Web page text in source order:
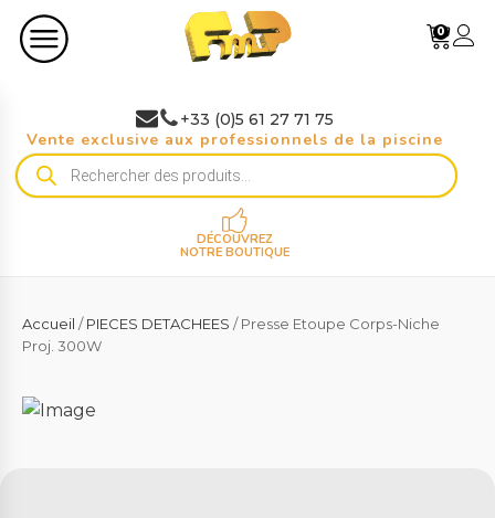
0
+33 (0)5 61 27 71 75
Vente exclusive aux professionnels de la piscine
Recherche
de
DÉCOUVREZ
NOTRE BOUTIQUE
Accueil /PIECES DETACHEES / Presse Etoupe Corps-Niche
Proj. 300W